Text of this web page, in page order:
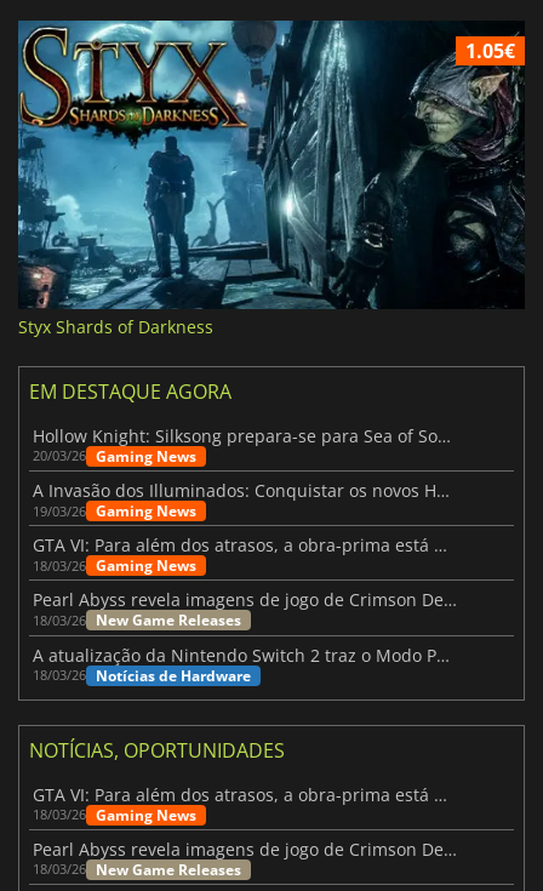
1.05€
Styx Shards of Darkness
EM DESTAQUE AGORA
Hollow Knight: Silksong prepara-se para Sea of Sorrow com um patch
20/03/26 Gaming News
A Invasão dos Illuminados: Conquistar os novos Helldivers 2 Atualização!
19/03/26 Gaming News
GTA VI: Para além dos atrasos, a obra-prima está quase a chegar
18/03/26 Gaming News
Pearl Abyss revela imagens de jogo de Crimson Desert para a PS5
18/03/26 New Game Releases
A atualização da Nintendo Switch 2 traz o Modo Portátil aos jogos mais antigos da Switch
18/03/26 Notícias de Hardware
NOTÍCIAS, OPORTUNIDADES
GTA VI: Para além dos atrasos, a obra-prima está quase a chegar
18/03/26 Gaming News
Pearl Abyss revela imagens de jogo de Crimson Desert para a PS5
18/03/26 New Game Releases